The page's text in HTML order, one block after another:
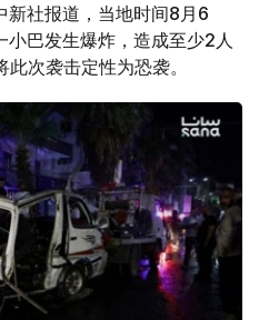
新社报道，当地时间8月6
巴发生爆炸，造成至少2人
次袭击定性为恐袭。